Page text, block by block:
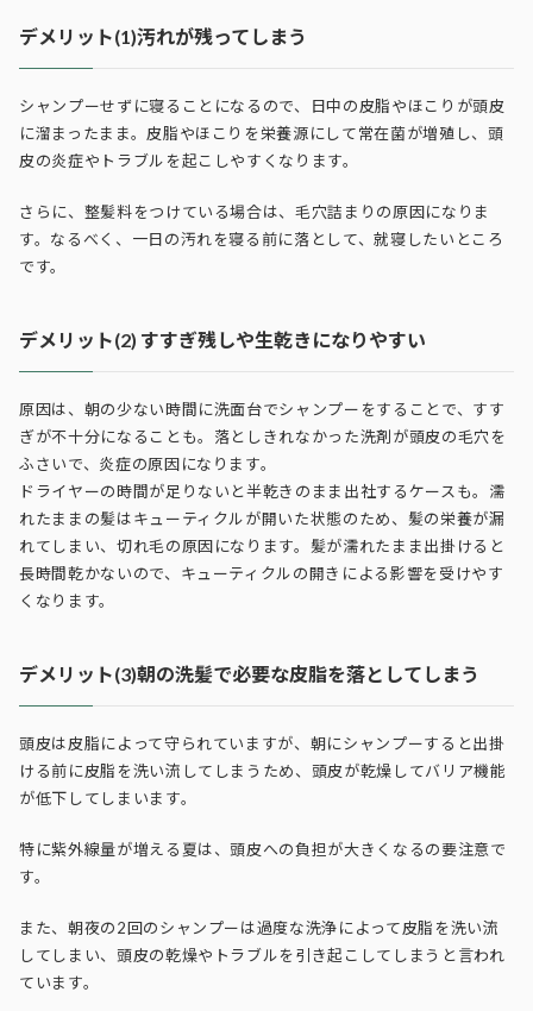
デメリット(1)汚れが残ってしまう
シャンプーせずに寝ることになるので、日中の皮脂やほこりが頭皮
に溜まったまま。皮脂やほこりを栄養源にして常在菌が増殖し、頭
皮の炎症やトラブルを起こしやすくなります。
さらに、整髪料をつけている場合は、毛穴詰まりの原因になりま
す。なるべく、一日の汚れを寝る前に落として、就寝したいところ
です。
デメリット(2) すすぎ残しや生乾きになりやすい
原因は、朝の少ない時間に洗面台でシャンプーをすることで、すす
ぎが不十分になることも。落としきれなかった洗剤が頭皮の毛穴を
ふさいで、炎症の原因になります。
ドライヤーの時間が足りないと半乾きのまま出社するケースも。濡
れたままの髪はキューティクルが開いた状態のため、髪の栄養が漏
れてしまい、切れ毛の原因になります。髪が濡れたまま出掛けると
長時間乾かないので、キューティクルの開きによる影響を受けやす
くなります。
デメリット(3)朝の洗髪で必要な皮脂を落としてしまう
頭皮は皮脂によって守られていますが、朝にシャンプーすると出掛
ける前に皮脂を洗い流してしまうため、頭皮が乾燥してバリア機能
が低下してしまいます。
特に紫外線量が増える夏は、頭皮への負担が大きくなるの要注意で
す。
また、朝夜の2回のシャンプーは過度な洗浄によって皮脂を洗い流
してしまい、頭皮の乾燥やトラブルを引き起こしてしまうと言われ
ています。